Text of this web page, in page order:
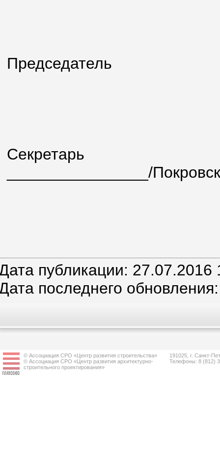
Председатель
Секретарь
________________/
публикации: 27.07.2016
последнего
© Ассоциация СРО «Центр развития строительства»
© Ассоциация СРО «Центр развития архитектурно-
строительного проектирования»
191025, г. Санкт-
Телефоны: 8 (812)